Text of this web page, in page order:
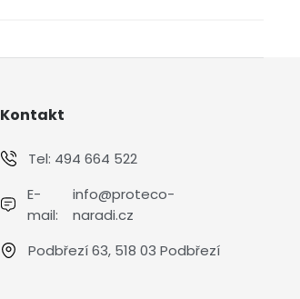
Kontakt
Tel: 494 664 522
E-
mail:
info@proteco-
naradi.cz
Podbřezí 63, 518 03 Podbřezí